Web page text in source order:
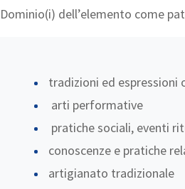
Dominio(i) dell’elemento come
tradizioni ed espressioni
arti performative
pratiche sociali, eventi
conoscenze e pratiche
artigianato tradizionale